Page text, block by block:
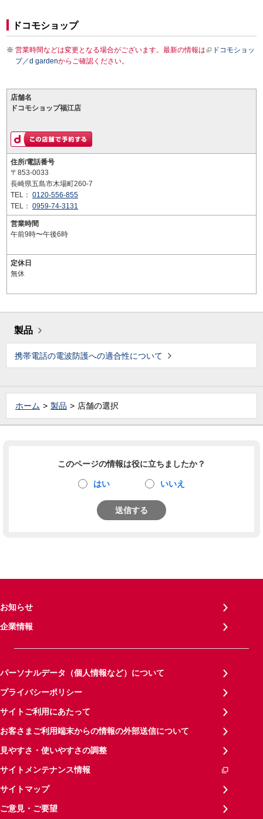
ドコモショップ
営業時間などは変更となる場合がございます。最新の情報は
ドコモショッ
プ／d gardenからご確認ください。
店舗名
ドコモショップ福江店
住所/電話番号
〒853-0033
長崎県五島市木場町260-7
TEL： 0120-556-855
TEL： 0959-74-3131
営業時間
午前9時〜午後6時
定休日
無休
製品
携帯電話の電波防護への適合性について
ホーム 製品 店舗の選択
このページの情報は役に立ちましたか？
はい いいえ
送信する
お知らせ
企業情報
パーソナルデータ（個人情報など）について
プライバシーポリシー
サイトご利用にあたって
お客さまご利用端末からの情報の外部送信について
見やすさ・使いやすさの調整
サイトメンテナンス情報
サイトマップ
ご意見・ご要望